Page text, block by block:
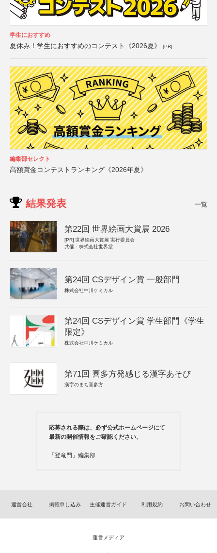
学生におすすめ
夏休み！学生におすすめのコンテスト《2026夏》 [PR]
編集部セレクト
高額賞金コンテストランキング《2026年夏》
結果発表 一覧
第22回 世界絵画大賞展 2026
[PR] 世界絵画大賞展 実行委員会
共催：株式会社世界堂
第24回 CSデザイン賞 一般部門
株式会社中川ケミカル
第24回 CSデザイン賞 学生部門《学生
限定》
株式会社中川ケミカル
第71回 喜多方発感じる漢字あそび
漢字のまち喜多方
応募される際は、必ず公式ホームページにて
最新の開催情報をご確認ください。
「登竜門」編集部
運営会社 掲載申し込み 主催運営ガイド 利用規約 お問い合わせ
運営メディア